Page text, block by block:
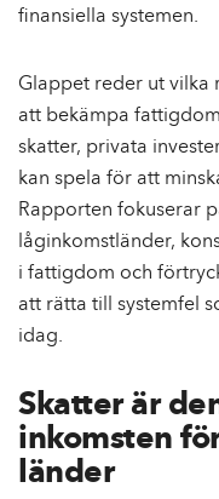
finansiella systemen.
Glappet reder ut vilka
att bekämpa
skatter, privata
kan spela för att
Rapporten fokuserar
låginkomstländer,
i fattigdom och
att rätta till systemfel
idag.
Skatter är
inkomsten
länder